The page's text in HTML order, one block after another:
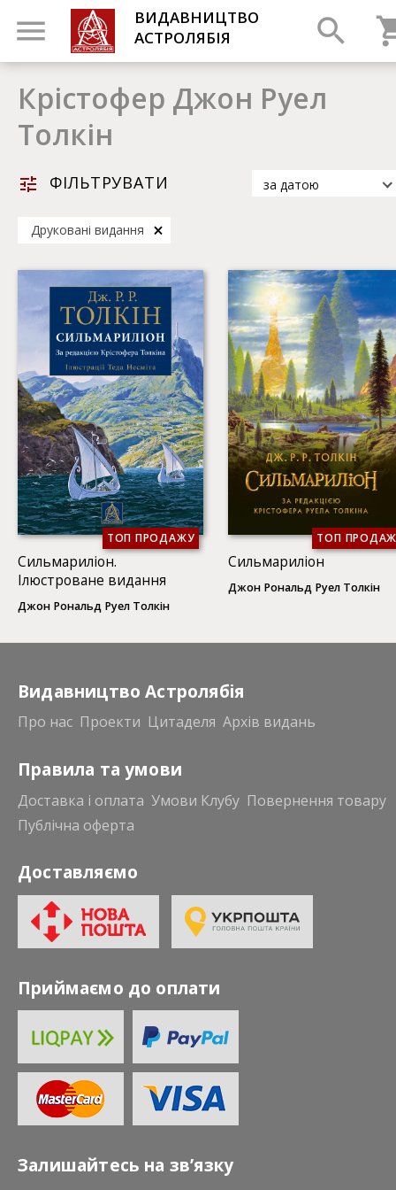
ВИДАВНИЦТВО
АСТРОЛЯБІЯ
Крістофер Джон Руел
Толкін
ФІЛЬТРУВАТИ
за датою
за назвою
Друковані видання
ТОП ПРОДАЖУ
Сильмариліон.
Ілюстроване видання
Джон Рональд Руел Толкін
ТОП
Сильмариліон
Джон Рональд Руел Толкін
Видавництво Астролябія
Про нас Проекти Цитаделя Архів видань
Правила та умови
Доставка і оплата Умови Клубу Повернення товару
Публічна оферта
Доставляємо
Приймаємо до оплати
Залишайтесь на зв’язку